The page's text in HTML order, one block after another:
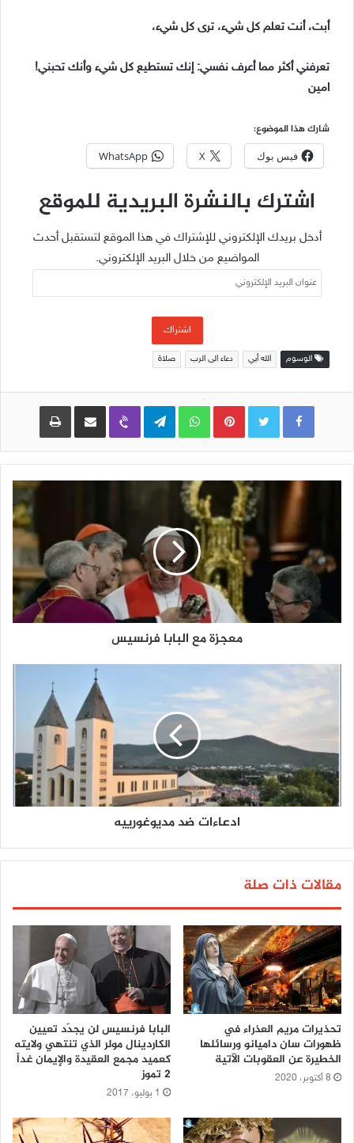
أبت، أنت تعلم كل شيء، ترى كل شيء،
تعرفني أكثر مما أعرف نفسي: إنك تستطيع كل شيء وأنك تحبني!
امين
شارك هذا الموضوع:
فيس بوك X
WhatsApp
اشترك بالنشرة البريدية للموقع
أدخل بريدك الإلكتروني للإشتراك في هذا الموقع لتستقبل أحدث
المواضيع من خلال البريد الإلكتروني.
عنوان
البريد
اشتراك
الوسوم الله أبي دعاء الى الرب صلاة
Pinterest
WhatsApp
Telegram
Viber مشاركة عبر البريد طباعة
معجزة مع البابا فرنسيس
ادعاءات ضد مديوغورييه
مقالات ذات صلة
تحذيرات مريم العذراء في
ظهورات سان داميانو ورسائلها
الخطيرة عن العقوبات الآتية
8 أكتوبر، 2020
البابا فرنسيس لن يجدّد تعيين
الكاردينال مولر الذي تنتهي ولايته
كعميد مجمع العقيدة والإيمان غداً
2 تموز
1 يوليو، 2017